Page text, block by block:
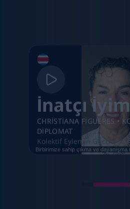
İnatçı
CHRISTIANA FIGUERES •
DIPLOMAT
Kolektif Eylemin Gücü